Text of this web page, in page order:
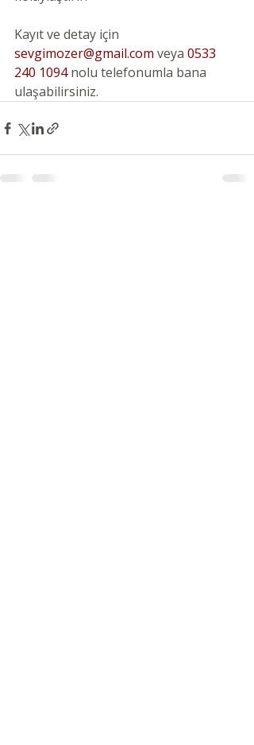
Kayıt ve detay için
sevgimozer@gmail.com veya 0533
240 1094 nolu telefonumla bana
ulaşabilirsiniz.